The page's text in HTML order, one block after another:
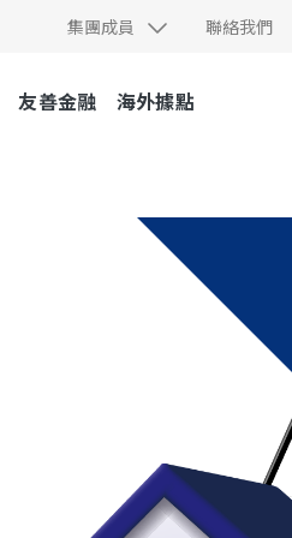
集團成員 聯絡我們
友善金融 海外據點